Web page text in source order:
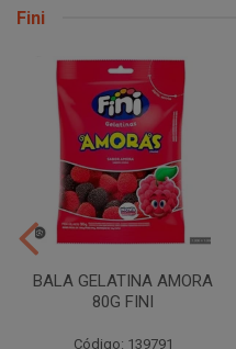
Fini
BALA GELATINA AMORA
80G FINI
Código: 139791